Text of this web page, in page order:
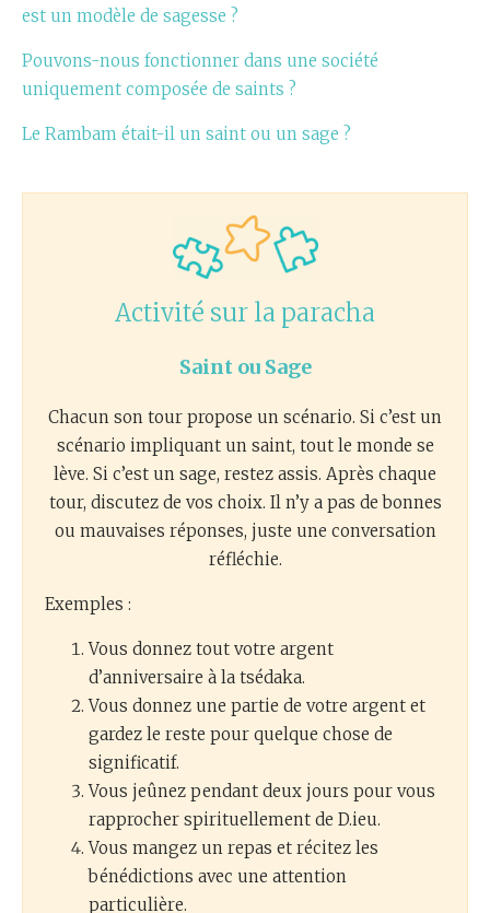
est un modèle de sagesse ?
Pouvons-nous fonctionner dans une société
uniquement composée de saints ?
Le Rambam était-il un saint ou un sage ?
Activité sur la paracha
Saint ou Sage
Chacun son tour propose un scénario. Si c’est un
scénario impliquant un saint, tout le monde se
lève. Si c’est un sage, restez assis. Après chaque
tour, discutez de vos choix. Il n’y a pas de bonnes
ou mauvaises réponses, juste une conversation
réfléchie.
Exemples :
Vous donnez tout votre argent
d’anniversaire à la tsédaka.
Vous donnez une partie de votre argent et
gardez le reste pour quelque chose de
significatif.
Vous jeûnez pendant deux jours pour vous
rapprocher spirituellement de D.ieu.
Vous mangez un repas et récitez les
bénédictions avec une attention
particulière.